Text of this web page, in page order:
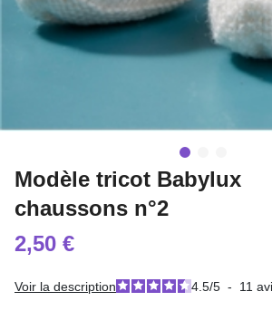
Modèle tricot Babylux
chaussons n°2
2,50 €
Voir la description 4.5/5 - 11